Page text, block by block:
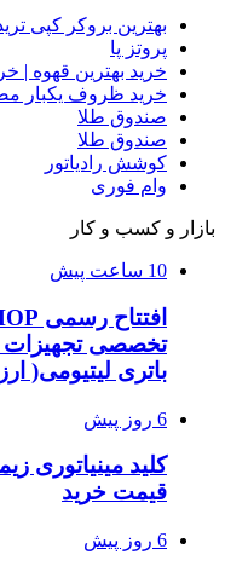
بهترین بروکر کپی
پروتز پا
خرید بهترین قهوه |
خرید ظروف یکبار
صندوق طلا
صندوق طلا
کوشش رادیاتور
وام فوری
بازار و کسب و کار
10 ساعت پیش
تخصصی تجهیزات
باتری لیتیومی(
6 روز پیش
قیمت خرید
6 روز پیش